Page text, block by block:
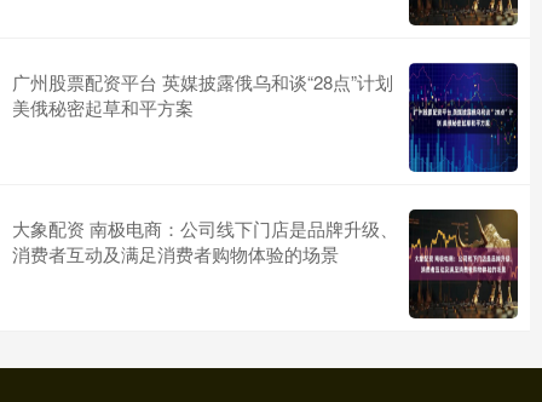
广州股票配资平台 英媒披露俄乌和谈“28点”计划
美俄秘密起草和平方案
大象配资 南极电商：公司线下门店是品牌升级、
消费者互动及满足消费者购物体验的场景